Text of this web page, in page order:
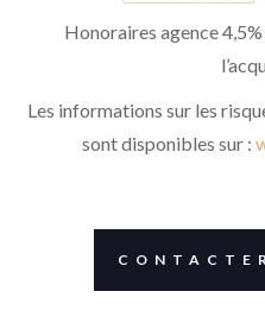
Honoraires agence
Les informations sur les
sont disponibles sur :